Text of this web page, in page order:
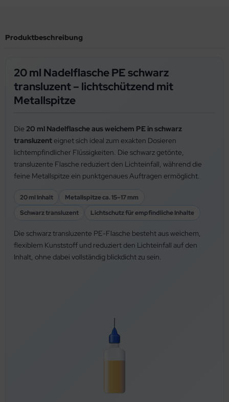
Produktbeschreibung
20 ml Nadelflasche PE schwarz
transluzent – lichtschützend mit
Metallspitze
Die 20 ml Nadelflasche aus weichem PE in schwarz
transluzenteignet sich ideal zum exakten Dosieren
lichtempfindlicher Flüssigkeiten. Die schwarz getönte,
transluzente Flasche reduziert den Lichteinfall, während die
feine Metallspitze ein punktgenaues Auftragen ermöglicht.
20 ml Inhalt
Metallspitze ca. 15–17 mm
Schwarz transluzent
Lichtschutz für empfindliche Inhalte
Die schwarz transluzente PE-Flasche besteht aus weichem,
flexiblem Kunststoff und reduziert den Lichteinfall auf den
Inhalt, ohne dabei vollständig blickdicht zu sein.